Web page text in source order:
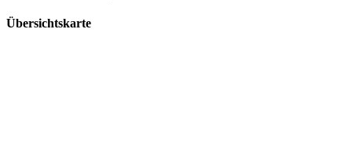
Übersichtskarte